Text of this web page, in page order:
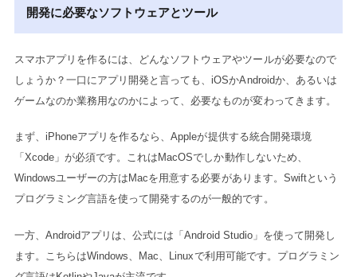
開発に必要なソフトウェアとツール
スマホアプリを作るには、どんなソフトウェアやツールが必要なので
しょうか？一口にアプリ開発と言っても、iOSかAndroidか、あるいは
ゲームなのか業務用なのかによって、必要なものが変わってきます。
まず、iPhoneアプリを作るなら、Appleが提供する統合開発環境
「Xcode」が必須です。これはMacOSでしか動作しないため、
Windowsユーザーの方はMacを用意する必要があります。Swiftという
プログラミング言語を使って開発するのが一般的です。
一方、Androidアプリは、公式には「Android Studio」を使って開発し
ます。こちらはWindows、Mac、Linuxで利用可能です。プログラミン